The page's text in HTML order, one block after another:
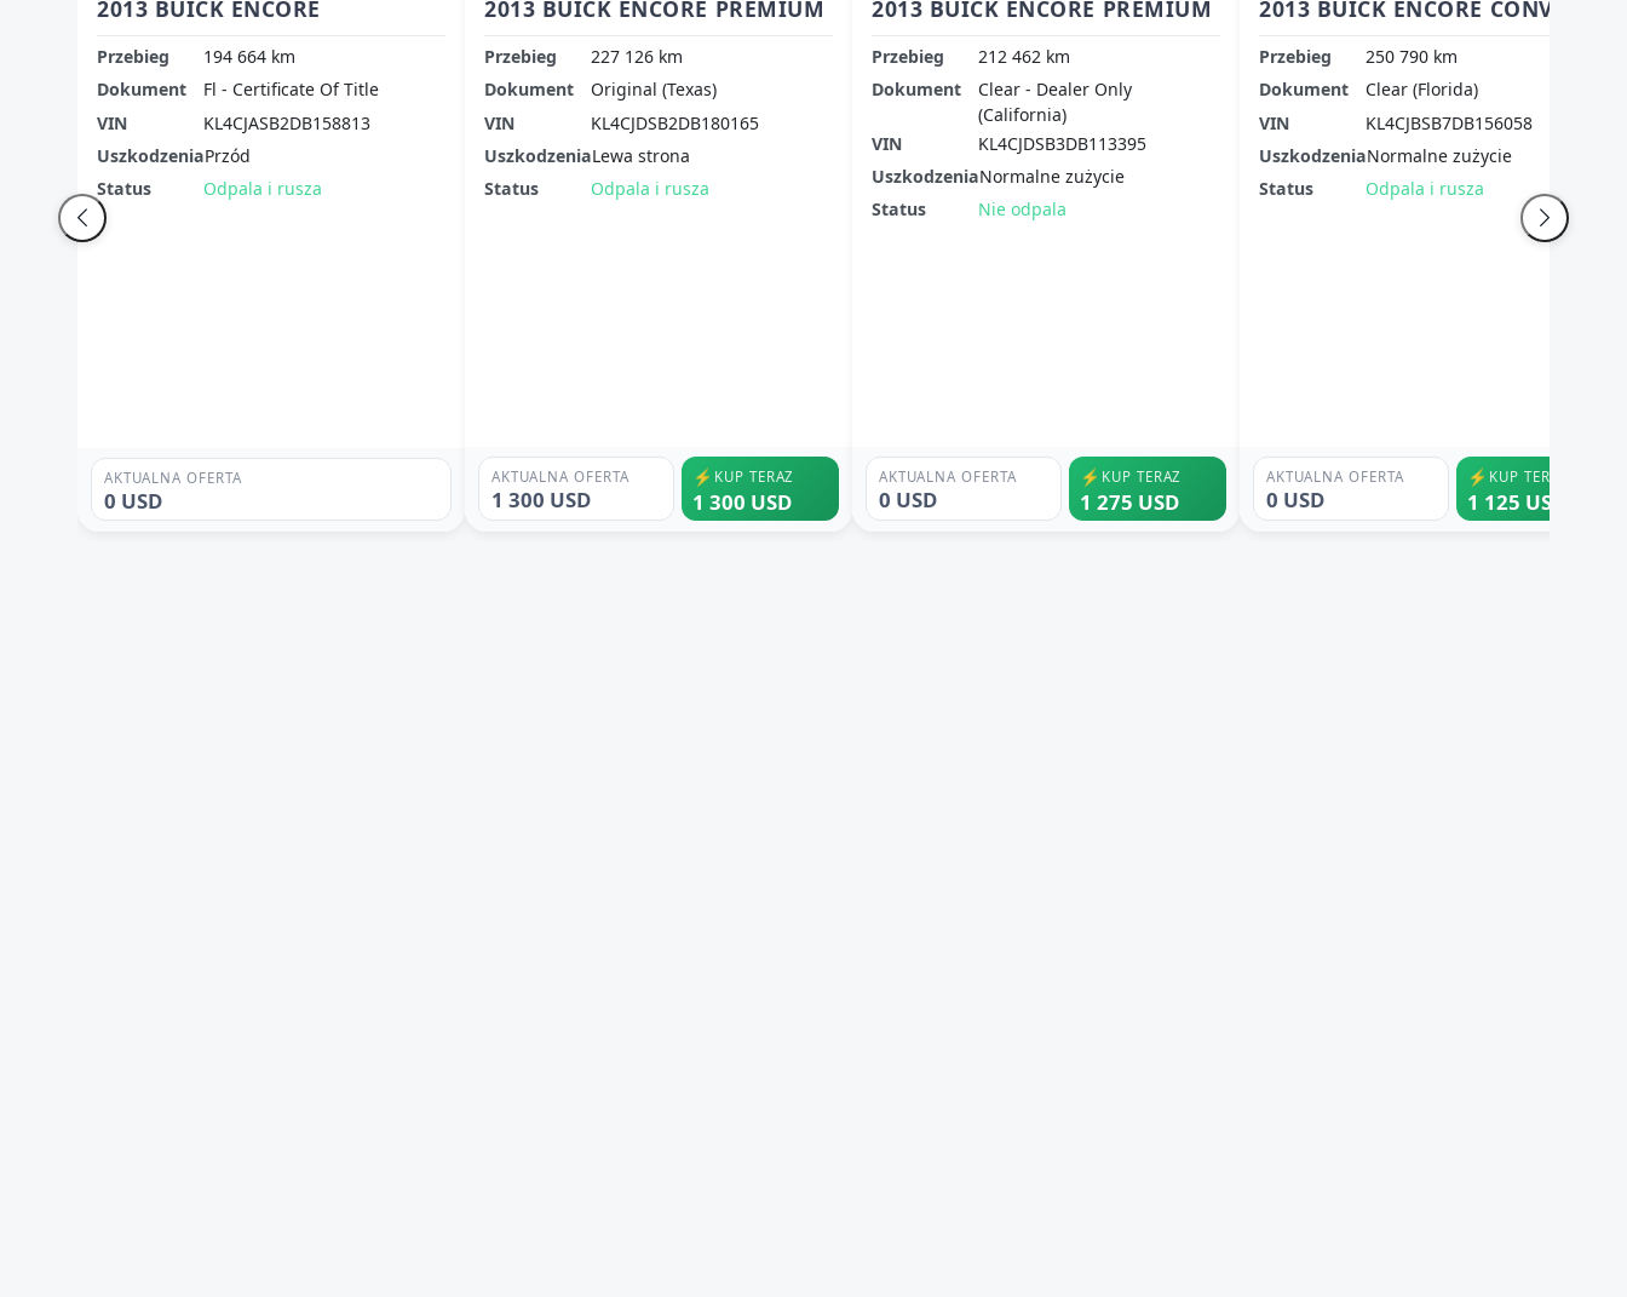
2013 BUICK ENCORE
Przebieg
194 664 km
Dokument
Fl - Certificate Of Title
VIN
KL4CJASB2DB158813
UszkodzeniaPrzód
Status
Odpala i rusza
AKTUALNA OFERTA
0 USD
2013 BUICK ENCORE PREMIUM
Przebieg
227 126 km
Dokument
Original (Texas)
VIN
KL4CJDSB2DB180165
UszkodzeniaLewa strona
Status
Odpala i rusza
AKTUALNA OFERTA
1 300 USD
⚡ KUP TERAZ
1 300 USD
2013 BUICK ENCORE PREMIUM
Przebieg
212 462 km
Dokument
Clear - Dealer Only
(California)
VIN
KL4CJDSB3DB113395
UszkodzeniaNormalne zużycie
Status
Nie odpala
AKTUALNA OFERTA
0 USD
⚡ KUP TERAZ
1 275 USD
Przebieg
250 790 km
Dokument
Clear (Florida)
VIN
KL4CJBSB7DB156058
UszkodzeniaNormalne zużycie
Status
Odpala i rusza
AKTUALNA OFERTA
0 USD
⚡ KUP TERAZ
1 125 USD